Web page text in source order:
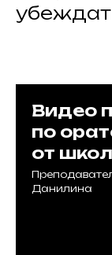
Видео
по
от
Данилина